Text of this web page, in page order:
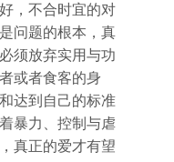
，不合时宜的对
问题的根本，真
须放弃实用与功
或者食客的身
达到自己的标准
暴力、控制与虐
真正的爱才有望